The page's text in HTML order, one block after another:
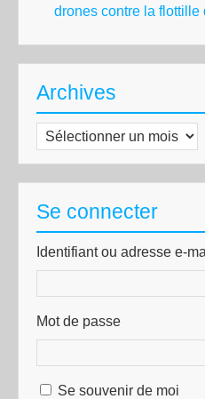
drones contre la flottille
Archives
Archives
Se connecter
Identifiant ou adresse e-
Mot de passe
Se souvenir de moi